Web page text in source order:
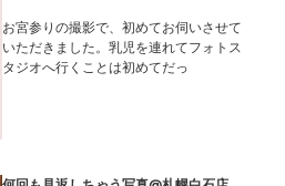
お宮参りの撮影で、初めてお伺いさせて
いただきました。乳児を連れてフォトス
タジオへ行くことは初めてだっ